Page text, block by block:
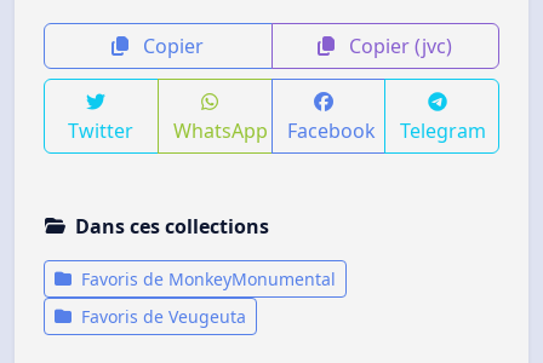
Copier Copier (jvc)
Twitter WhatsApp Facebook Telegram
Dans ces collections
Favoris de MonkeyMonumental
Favoris de Veugeuta